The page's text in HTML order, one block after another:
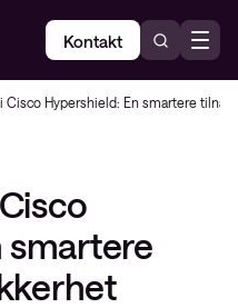
Kontakt
Cisco Hypershield: En smartere
smartere